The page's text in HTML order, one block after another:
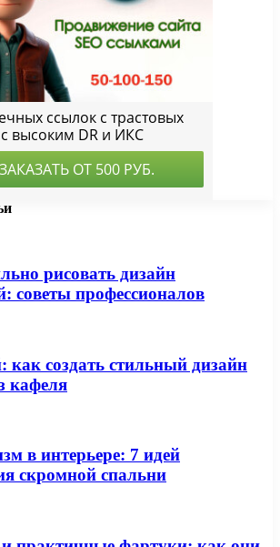
рисовать дизайн
советы профессионалов
как создать стильный дизайн
кафеля
в интерьере: 7 идей
скромной спальни